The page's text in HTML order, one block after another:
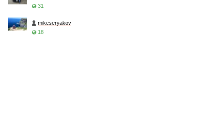
31
mikeseryakov
18